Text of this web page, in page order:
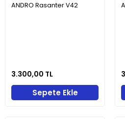
ANDRO Rasanter V42
3.300,00 TL
Sepete Ekle